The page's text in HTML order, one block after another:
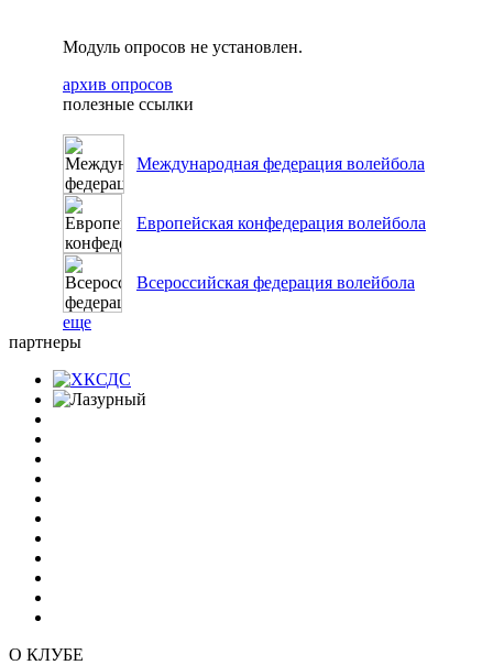
Модуль опросов не установлен.
архив опросов
полезные ссылки
Международная федерация волейбола
Европейская конфедерация волейбола
Всероссийская федерация волейбола
еще
партнеры
О КЛУБЕ